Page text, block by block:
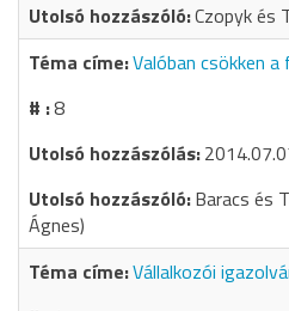
Czopyk és
Valóban csökken
8
Baracs és
Ágnes)
Vállalkozói